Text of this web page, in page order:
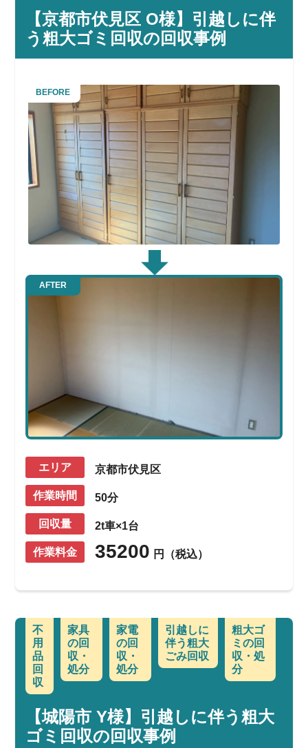
【京都市伏見区 O様】引越しに伴
う粗大ゴミ回収の回収事例
BEFORE
AFTER
エリア 京都市伏見区
作業時間 50分
回収量 2t車×1台
作業料金 35200 円（税込）
不
用
品
回
収
家具
の回
収・
処分
家電
の回
収・
処分
引越しに
伴う粗大
ごみ回収
粗大ゴ
ミの回
収・処
分
【城陽市 Y様】引越しに伴う粗大
ゴミ回収の回収事例